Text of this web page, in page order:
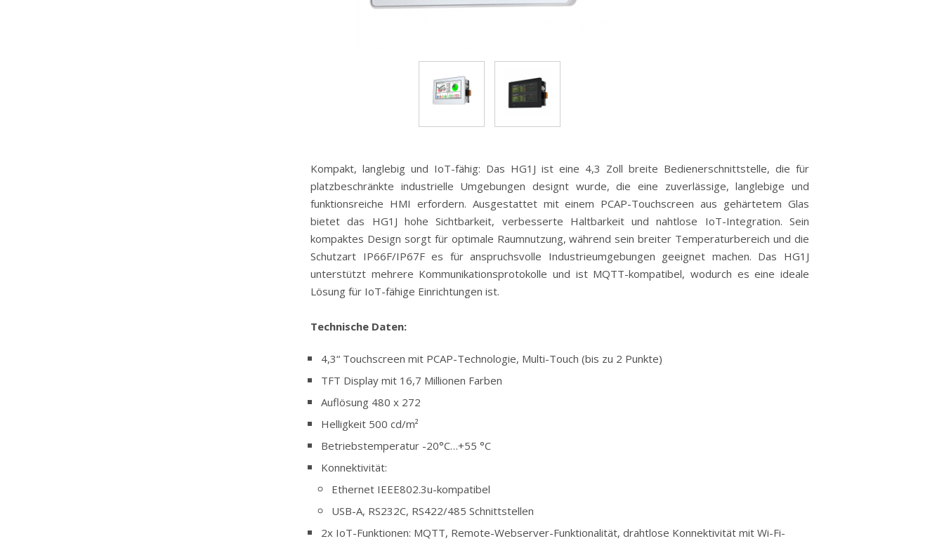
Kompakt, langlebig und IoT-fähig: Das HG1J ist eine 4,3 Zoll breite Bedienerschnittstelle, die für
platzbeschränkte industrielle Umgebungen designt wurde, die eine zuverlässige, langlebige und
funktionsreiche HMI erfordern. Ausgestattet mit einem PCAP-Touchscreen aus gehärtetem Glas
bietet das HG1J hohe Sichtbarkeit, verbesserte Haltbarkeit und nahtlose IoT-Integration. Sein
kompaktes Design sorgt für optimale Raumnutzung, während sein breiter Temperaturbereich und die
Schutzart IP66F/IP67F es für anspruchsvolle Industrieumgebungen geeignet machen. Das HG1J
unterstützt mehrere Kommunikationsprotokolle und ist MQTT-kompatibel, wodurch es eine ideale
Lösung für IoT-fähige Einrichtungen ist.
Technische Daten:
4,3“ Touchscreen mit PCAP-Technologie, Multi-Touch (bis zu 2 Punkte)
TFT Display mit 16,7 Millionen Farben
Auflösung 480 x 272
Helligkeit 500 cd/m²
Betriebstemperatur -20°C…+55 °C
Konnektivität:
Ethernet IEEE802.3u-kompatibel
USB-A, RS232C, RS422/485 Schnittstellen
2x IoT-Funktionen: MQTT, Remote-Webserver-Funktionalität, drahtlose Konnektivität mit Wi-Fi-